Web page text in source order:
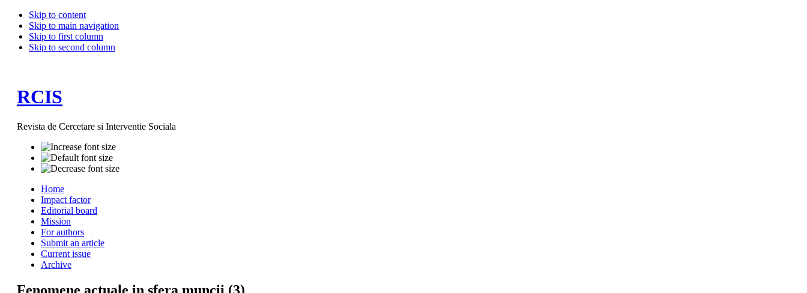
Skip to content
Skip to main navigation
Skip to first column
Skip to second column
RCIS
Revista de Cercetare si Interventie Sociala
Home
Impact factor
Editorial board
Mission
For authors
Submit an article
Current issue
Archive
Fenomene actuale in sfera muncii (3)